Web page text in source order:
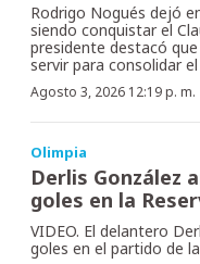
Rodrigo Nogués dejó
siendo conquistar el
presidente destacó
servir para consolidar
Agosto 3, 2026 12:19 p. m.
Olimpia
Derlis González
goles en la
VIDEO. El delantero
goles en el partido de